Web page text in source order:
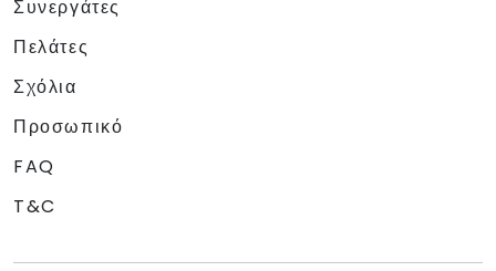
Συνεργάτες
Πελάτες
Σχόλια
Προσωπικό
FAQ
T&C